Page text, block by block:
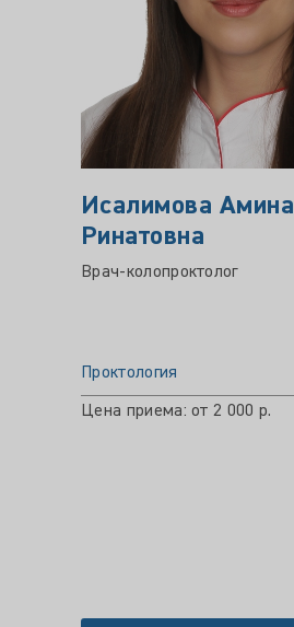
Исалимова Амина
Ринатовна
Врач-колопроктолог
Проктология
Цена приема: от 2 000 р.